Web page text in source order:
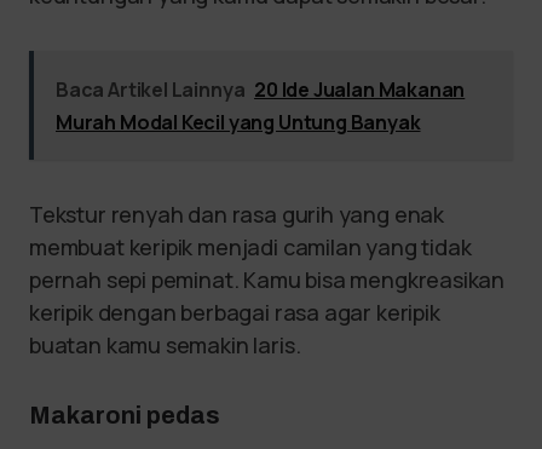
Baca Artikel Lainnya 20 Ide Jualan Makanan
Murah Modal Kecil yang Untung Banyak
Tekstur renyah dan rasa gurih yang enak
membuat keripik menjadi camilan yang tidak
pernah sepi peminat. Kamu bisa mengkreasikan
keripik dengan berbagai rasa agar keripik
buatan kamu semakin laris.
Makaroni pedas